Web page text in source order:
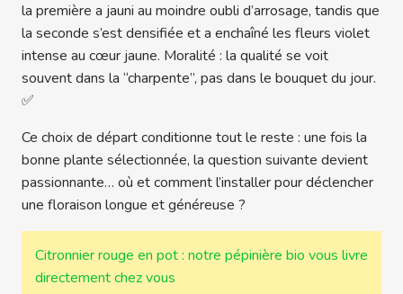
la première a jauni au moindre oubli d’arrosage, tandis que
la seconde s’est densifiée et a enchaîné les fleurs violet
intense au cœur jaune. Moralité : la qualité se voit
souvent dans la “charpente”, pas dans le bouquet du jour.
✅
Ce choix de départ conditionne tout le reste : une fois la
bonne plante sélectionnée, la question suivante devient
passionnante… où et comment l’installer pour déclencher
une floraison longue et généreuse ?
Citronnier rouge en pot : notre pépinière bio vous livre
directement chez vous